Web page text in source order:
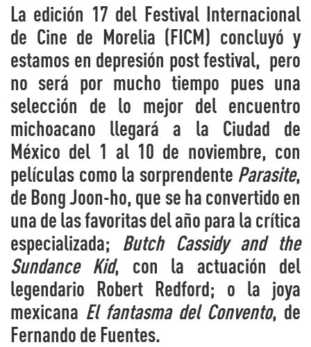
La edición 17 del Festival Internacional
de Cine de Morelia (FICM) concluyó y
estamos en depresión post festival, pero
no será por mucho tiempo pues una
selección de lo mejor del encuentro
michoacano llegará a la Ciudad de
México del 1 al 10 de noviembre, con
películas como la sorprendente Parasite,
de Bong Joon-ho, que se ha convertido en
una de las favoritas del año para la crítica
especializada; Butch Cassidy and the
Sundance Kid, con la actuación del
legendario Robert Redford; o la joya
mexicana El fantasma del Convento, de
Fernando de Fuentes.